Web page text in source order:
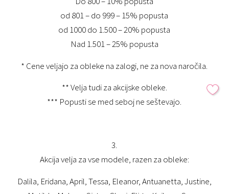
od 801 – do 999 – 15% popusta
od 1000 do 1.500 – 20% popusta
Nad 1.501 – 25% popusta
* Cene veljajo za obleke na zalogi, ne za nova naročila.
** Velja tudiza akcijske obleke.
*** Popusti se med seboj ne seštevajo.
3.
Akcija velja za vse modele, razen za obleke:
Dalila, Eridana, April, Tessa, Eleanor, Antuanetta, Justine,